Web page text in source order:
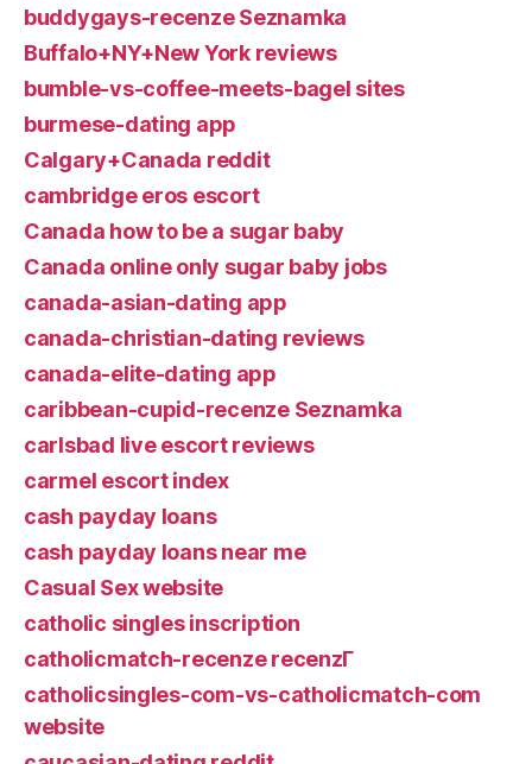
buddygays-recenze Seznamka
Buffalo+NY+New York reviews
bumble-vs-coffee-meets-bagel sites
burmese-dating app
Calgary+Canada reddit
cambridge eros escort
Canada how to be a sugar baby
Canada online only sugar baby jobs
canada-asian-dating app
canada-christian-dating reviews
canada-elite-dating app
caribbean-cupid-recenze Seznamka
carlsbad live escort reviews
carmel escort index
cash payday loans
cash payday loans near me
Casual Sex website
catholic singles inscription
catholicmatch-recenze recenzГ­
catholicsingles-com-vs-catholicmatch-com
website